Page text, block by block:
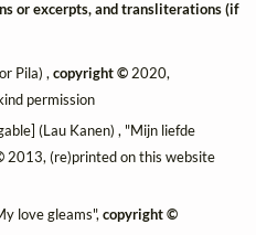
or excerpts, and transliterations (if
Pila) ,copyright © 2020,
permission
(Lau Kanen) , "Mijn liefde
2013, (re)printed on this website
love gleams",copyright ©